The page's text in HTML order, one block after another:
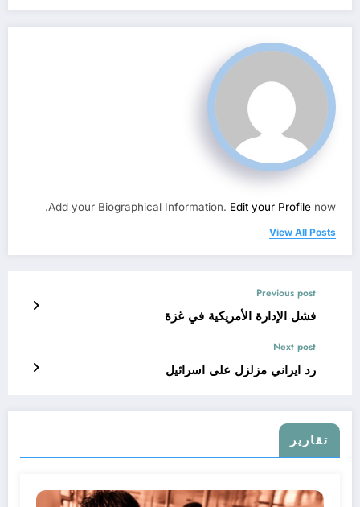
Add your Biographical Information. Edit your Profile now.
View All Posts
Previous post
فشل الإدارة الأمريكية في غزة
Next post
رد ايراني مزلزل على اسرائيل
تقارير